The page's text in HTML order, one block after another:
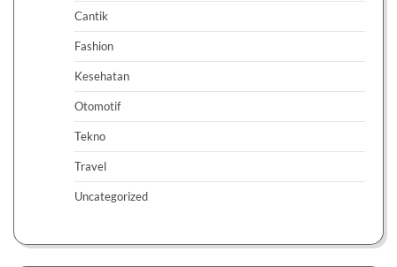
Cantik
Fashion
Kesehatan
Otomotif
Tekno
Travel
Uncategorized